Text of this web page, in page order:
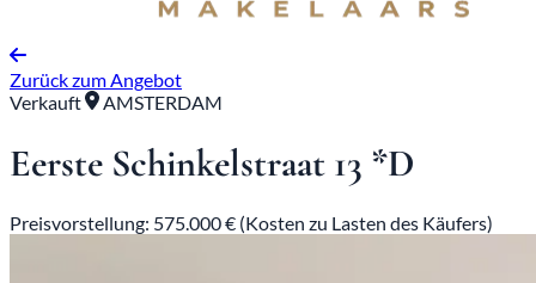
Zurück zum Angebot
Verkauft
AMSTERDAM
Eerste Schinkelstraat 13 *D
Preisvorstellung: 575.000 € (Kosten zu Lasten des Käufers)